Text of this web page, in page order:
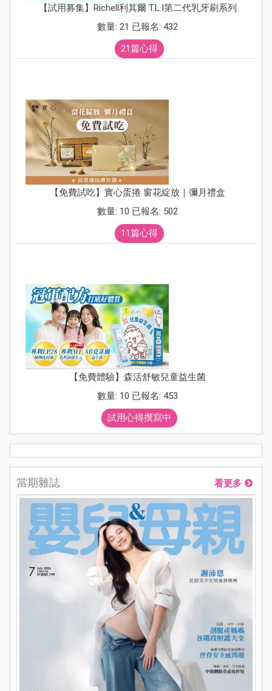
【試用募集】Richell利其爾 T.L.I第二代乳牙刷系列
數量: 21 已報名: 432
21篇心得
【免費試吃】實心蛋捲 窗花綻放｜彌月禮盒
數量: 10 已報名: 502
11篇心得
【免費體驗】森活舒敏兒童益生菌
數量: 10 已報名: 453
試用心得撰寫中
當期雜誌 看更多